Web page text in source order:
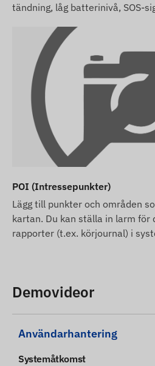
tändning, låg batterinivå, SOS-
POI (Intressepunkter)
Lägg till punkter och områden
kartan. Du kan ställa in larm för
rapporter (t.ex. körjournal) i
Demovideor
Användarhantering
Systemåtkomst